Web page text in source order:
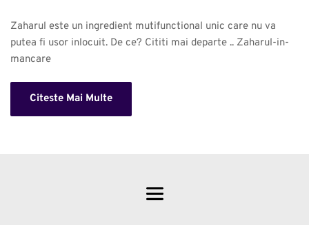
Zaharul este un ingredient mutifunctional unic care nu va
putea fi usor inlocuit. De ce? Cititi mai departe .. Zaharul-in-
mancare
Citeste Mai Multe